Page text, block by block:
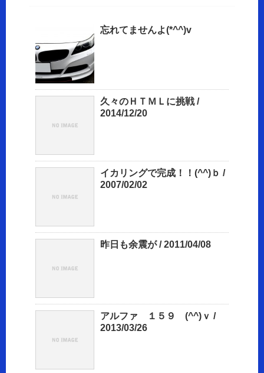
忘れてませんよ(*^^)v
久々のＨＴＭＬに挑戦 /
2014/12/20
イカリングで完成！！(^^)ｂ /
2007/02/02
昨日も余震が / 2011/04/08
アルファ １５９ (^^)ｖ /
2013/03/26